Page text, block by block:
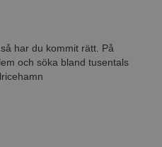
har du kommit rätt. På
och söka bland tusentals